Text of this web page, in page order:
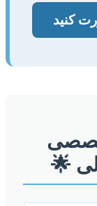
کنید
🌟